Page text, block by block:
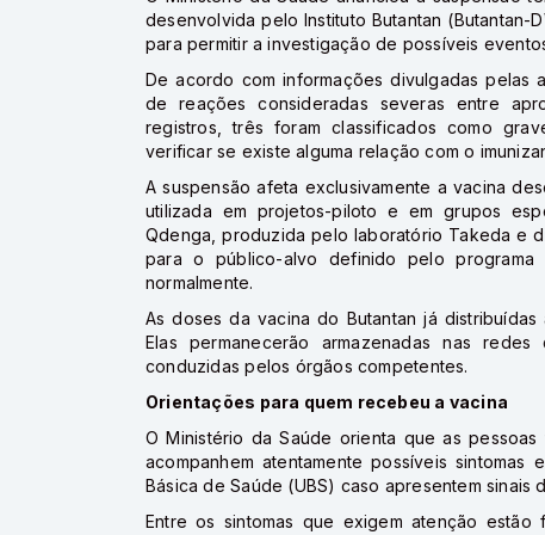
desenvolvida pelo Instituto Butantan
para permitir a investigação de possíveis
De acordo com informações divulgadas pelas
de reações consideradas severas entre
registros, três foram classificados como
verificar se existe alguma relação com o
A suspensão afeta exclusivamente a vacina
utilizada em projetos-piloto e em grupos
Qdenga, produzida pelo laboratório Takeda e
para o público-alvo definido pelo programa
normalmente.
As doses da vacina do Butantan já
Elas permanecerão armazenadas nas
conduzidas pelos órgãos competentes.
Orientações para quem recebeu a vacina
O Ministério da Saúde orienta que as pessoas
acompanhem atentamente possíveis
Básica de Saúde (UBS) caso apresentem sinais
Entre os sintomas que exigem atenção